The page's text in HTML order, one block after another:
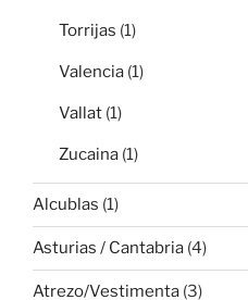
Torrijas (1)
Valencia (1)
Vallat (1)
Zucaina (1)
Alcublas (1)
Asturias / Cantabria (4)
Atrezo/Vestimenta (3)